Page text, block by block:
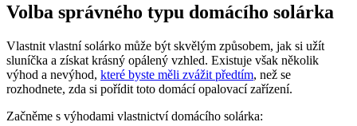
Volba správného typu domácího solárka
Vlastnit vlastní solárko může být skvělým způsobem, jak si užít
sluníčka a získat krásný opálený vzhled. Existuje však několik
výhod a nevýhod, které byste měli zvážit předtím, než se
rozhodnete, zda si pořídit toto domácí opalovací zařízení.
Začněme s výhodami vlastnictví domácího solárka: